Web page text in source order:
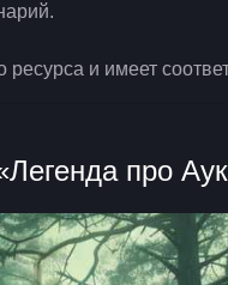
ресурса и имеет
про